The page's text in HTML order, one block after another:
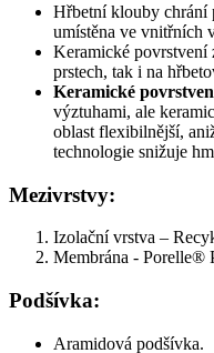
Hřbetní klouby chrání
umístěna ve vnitřních
Keramické povrstvení
prstech, tak i na
Keramické
výztuhami, ale
oblast flexibilnější,
technologie snižuje
Mezivrstvy:
Izolační vrstva –
Membrána - Porelle®
Podšívka:
Aramidová podšívka.